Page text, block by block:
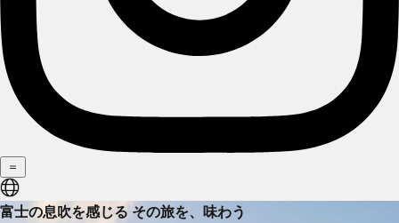
＝
富士の息吹を感じる その旅を、味わう